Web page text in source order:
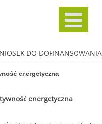
DO DOFINANSOWANIA
energetyczna
energetyczna